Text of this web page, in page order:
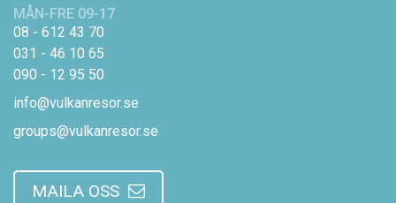
MÅN-FRE 09-17
08 - 612 43 70
031 - 46 10 65
090 - 12 95 50
info@vulkanresor.se
groups@vulkanresor.se
MAILA OSS